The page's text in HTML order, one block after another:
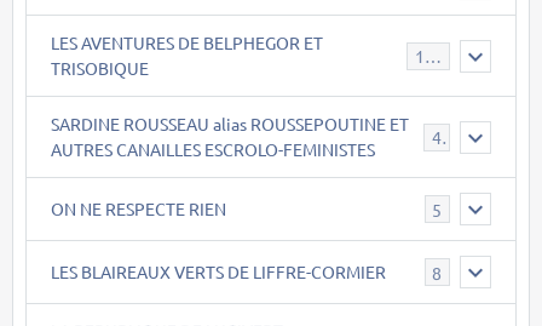
LES AVENTURES DE BELPHEGOR ET
TRISOBIQUE
147
SARDINE ROUSSEAU alias ROUSSEPOUTINE ET
AUTRES CANAILLES ESCROLO-FEMINISTES
40
ON NE RESPECTE RIEN 5
LES BLAIREAUX VERTS DE LIFFRE-CORMIER 8